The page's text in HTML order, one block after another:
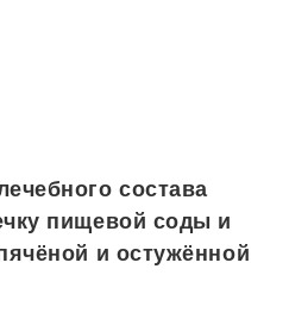
состава
пищевой соды и
и остужённой